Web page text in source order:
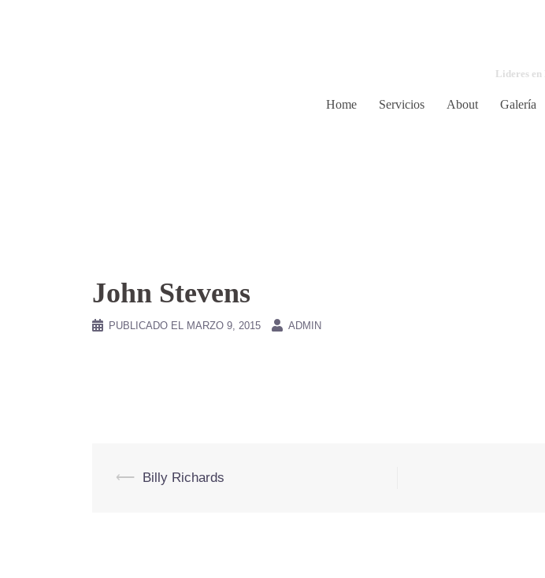
Lideres
Home Servicios About Galería
John Stevens
PUBLICADO EL MARZO 9, 2015 ADMIN
Navegación
⟵ Billy Richards